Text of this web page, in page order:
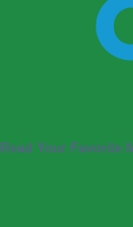
Read Your Favorite